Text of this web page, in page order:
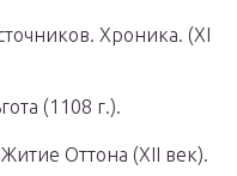
Хроника. (XI
(1108 г.).
Оттона (XII век).